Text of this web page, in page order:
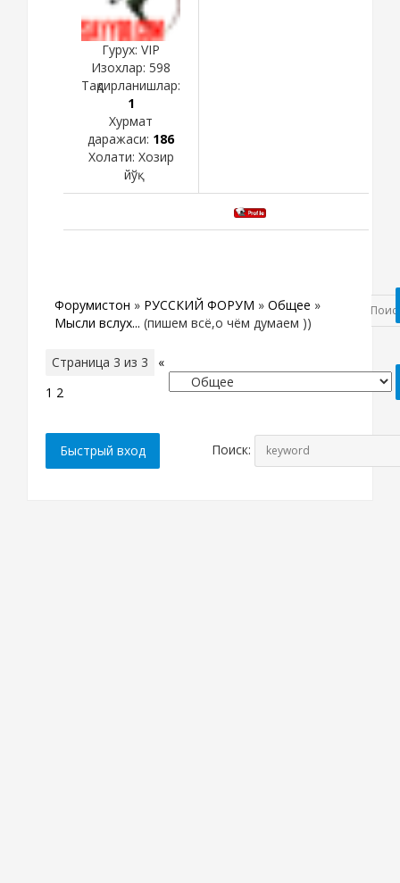
Гурух: VIP
Изохлар: 598
Тақдирланишлар:
1
Хурмат
даражаси: 186
Холати: Хозир
йўқ
Форумистон » РУССКИЙ ФОРУМ » Общее »
Мысли вслух... (пишем всё,о чём думаем ))
Страница 3 из 3
«
1 2
Поиск: